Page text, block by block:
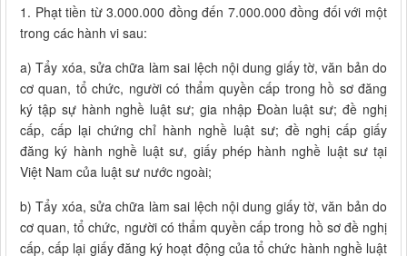
1. Phạt tiền từ 3.000.000 đồng đến 7.000.000 đồng đối với một
trong các hành vi sau:
a) Tẩy xóa, sửa chữa làm sai lệch nội dung giấy tờ, văn bản do
cơ quan, tổ chức, người có thẩm quyền cấp trong hồ sơ đăng
ký tập sự hành nghề luật sư; gia nhập Đoàn luật sư; đề nghị
cấp, cấp lại chứng chỉ hành nghề luật sư; đề nghị cấp giấy
đăng ký hành nghề luật sư, giấy phép hành nghề luật sư tại
Việt Nam của luật sư nước ngoài;
b) Tẩy xóa, sửa chữa làm sai lệch nội dung giấy tờ, văn bản do
cơ quan, tổ chức, người có thẩm quyền cấp trong hồ sơ đề nghị
cấp, cấp lại giấy đăng ký hoạt động của tổ chức hành nghề luật